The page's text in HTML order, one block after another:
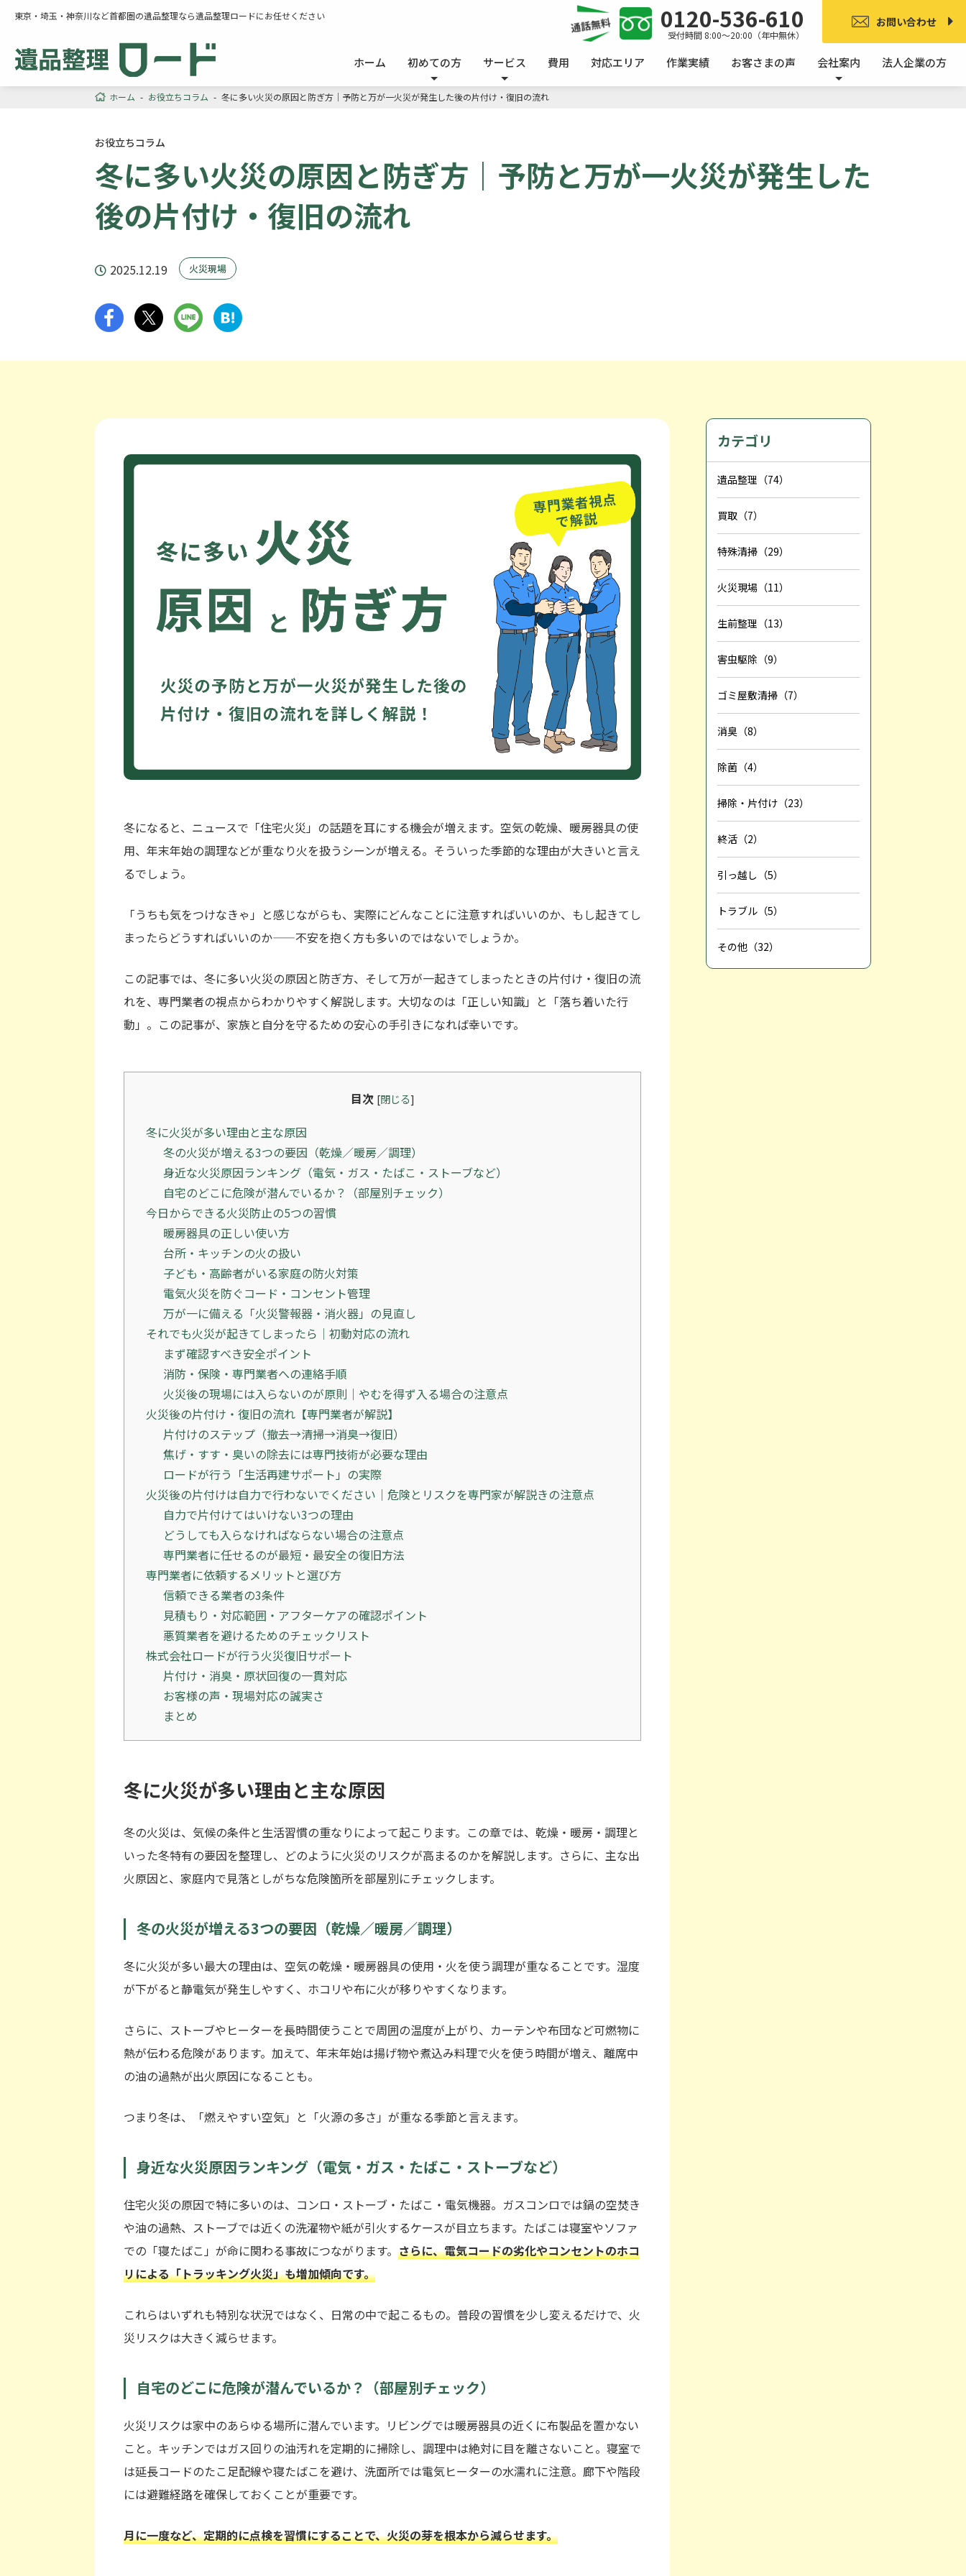
東京・埼玉・神奈川など首都圏の遺品整理なら遺品整理ロードにお任せください 0120-536-610
受付時間 8:00〜20:00（年中無休）
お問い合わせ
ホーム 初めての方 サービス 費用 対応エリア 作業実績 お客さまの声 会社案内 法人企業の方
ホーム - お役立ちコラム - 冬に多い火災の原因と防ぎ方｜予防と万が一火災が発生した後の片付け・復旧の流れ
お役立ちコラム
冬に多い火災の原因と防ぎ方｜予防と万が一火災が発生した
後の片付け・復旧の流れ
2025.12.19 火災現場
冬になると、ニュースで「住宅火災」の話題を耳にする機会が増えます。空気の乾燥、暖房器具の使
用、年末年始の調理などが重なり火を扱うシーンが増える。そういった季節的な理由が大きいと言え
るでしょう。
「うちも気をつけなきゃ」と感じながらも、実際にどんなことに注意すればいいのか、もし起きてし
まったらどうすればいいのか——不安を抱く方も多いのではないでしょうか。
この記事では、冬に多い火災の原因と防ぎ方、そして万が一起きてしまったときの片付け・復旧の流
れを、専門業者の視点からわかりやすく解説します。大切なのは「正しい知識」と「落ち着いた行
動」。この記事が、家族と自分を守るための安心の手引きになれば幸いです。
目次 [閉じる]
冬に火災が多い理由と主な原因
冬の火災が増える3つの要因（乾燥／暖房／調理）
身近な火災原因ランキング（電気・ガス・たばこ・ストーブなど）
自宅のどこに危険が潜んでいるか？（部屋別チェック）
今日からできる火災防止の5つの習慣
暖房器具の正しい使い方
台所・キッチンの火の扱い
子ども・高齢者がいる家庭の防火対策
電気火災を防ぐコード・コンセント管理
万が一に備える「火災警報器・消火器」の見直し
それでも火災が起きてしまったら｜初動対応の流れ
まず確認すべき安全ポイント
消防・保険・専門業者への連絡手順
火災後の現場には入らないのが原則｜やむを得ず入る場合の注意点
火災後の片付け・復旧の流れ【専門業者が解説】
片付けのステップ（撤去→清掃→消臭→復旧）
焦げ・すす・臭いの除去には専門技術が必要な理由
ロードが行う「生活再建サポート」の実際
火災後の片付けは自力で行わないでください｜危険とリスクを専門家が解説きの注意点
自力で片付けてはいけない3つの理由
どうしても入らなければならない場合の注意点
専門業者に任せるのが最短・最安全の復旧方法
専門業者に依頼するメリットと選び方
信頼できる業者の3条件
見積もり・対応範囲・アフターケアの確認ポイント
悪質業者を避けるためのチェックリスト
株式会社ロードが行う火災復旧サポート
片付け・消臭・原状回復の一貫対応
お客様の声・現場対応の誠実さ
まとめ
冬に火災が多い理由と主な原因
冬の火災は、気候の条件と生活習慣の重なりによって起こります。この章では、乾燥・暖房・調理と
いった冬特有の要因を整理し、どのように火災のリスクが高まるのかを解説します。さらに、主な出
火原因と、家庭内で見落としがちな危険箇所を部屋別にチェックします。
冬の火災が増える3つの要因（乾燥／暖房／調理）
冬に火災が多い最大の理由は、空気の乾燥・暖房器具の使用・火を使う調理が重なることです。湿度
が下がると静電気が発生しやすく、ホコリや布に火が移りやすくなります。
さらに、ストーブやヒーターを長時間使うことで周囲の温度が上がり、カーテンや布団など可燃物に
熱が伝わる危険があります。加えて、年末年始は揚げ物や煮込み料理で火を使う時間が増え、離席中
の油の過熱が出火原因になることも。
つまり冬は、「燃えやすい空気」と「火源の多さ」が重なる季節と言えます。
身近な火災原因ランキング（電気・ガス・たばこ・ストーブなど）
住宅火災の原因で特に多いのは、コンロ・ストーブ・たばこ・電気機器。ガスコンロでは鍋の空焚き
や油の過熱、ストーブでは近くの洗濯物や紙が引火するケースが目立ちます。たばこは寝室やソファ
での「寝たばこ」が命に関わる事故につながります。 さらに、電気コードの劣化やコンセントのホコ
リによる「トラッキング火災」も増加傾向です。
これらはいずれも特別な状況ではなく、日常の中で起こるもの。普段の習慣を少し変えるだけで、火
災リスクは大きく減らせます。
自宅のどこに危険が潜んでいるか？（部屋別チェック）
火災リスクは家中のあらゆる場所に潜んでいます。リビングでは暖房器具の近くに布製品を置かない
こと。キッチンではガス回りの油汚れを定期的に掃除し、調理中は絶対に目を離さないこと。寝室で
は延長コードのたこ足配線や寝たばこを避け、洗面所では電気ヒーターの水濡れに注意。廊下や階段
には避難経路を確保しておくことが重要です。
月に一度など、定期的に点検を習慣にすることで、火災の芽を根本から減らせます。
カテゴリ
遺品整理（74）
買取（7）
特殊清掃（29）
火災現場（11）
生前整理（13）
害虫駆除（9）
ゴミ屋敷清掃（7）
消臭（8）
除菌（4）
掃除・片付け（23）
終活（2）
引っ越し（5）
トラブル（5）
その他（32）